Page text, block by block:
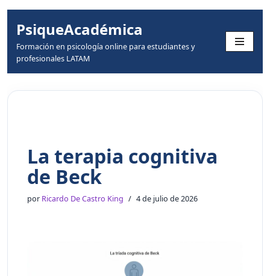
Skip
content
PsiqueAcadémica
Formación en psicología online para estudiantes y
profesionales LATAM
La terapia cognitiva
de Beck
por Ricardo De Castro King 4 de julio de 2026